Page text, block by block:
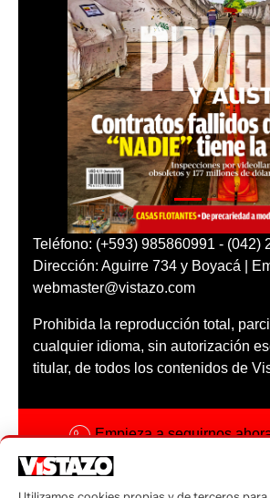
Teléfono: (+593) 985860991 - (042)
Dirección: Aguirre 734 y Boyacá |
webmaster@vistazo.com
Prohibida la reproducción total,
cualquier idioma, sin autorización
titular, de todos los contenidos de
Empieza a seguirnos